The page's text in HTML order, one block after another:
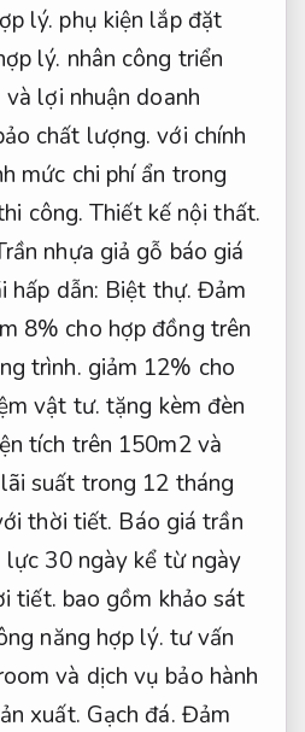
lý. phụ kiện lắp đặt
lý. nhân công triển
lợi nhuận doanh
chất lượng. với chính
mức chi phí ẩn trong
công.Thiết kế nội thất.
nhựa giả gỗ báo giá
hấp dẫn: Biệt thự. Đảm
8% cho hợp đồng trên
trình. giảm 12% cho
vật tư. tặng kèm đèn
tích trên 150m2 và
suất trong 12 tháng
thời tiết. Báo giá trần
lực 30 ngày kể từ ngày
tiết. bao gồm khảo sát
năng hợp lý. tư vấn
và dịch vụ bảo hành
xuất. Gạch đá. Đảm